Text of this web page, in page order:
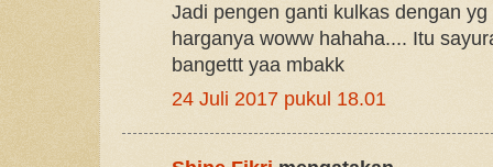
Jadi pengen ganti kulkas dengan
harganya woww hahaha.... Itu
bangettt yaa mbakk
24 Juli 2017 pukul 18.01